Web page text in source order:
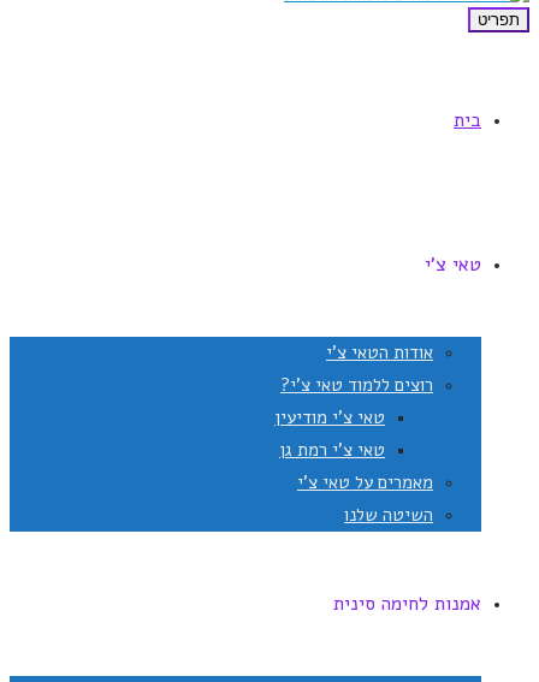
תפריט
בית
טאי צ'י
אודות הטאי צ'י
רוצים ללמוד טאי צ'י?
טאי צ'י מודיעין
טאי צ'י רמת גן
מאמרים על טאי צ'י
השיטה שלנו
אמנות לחימה סינית